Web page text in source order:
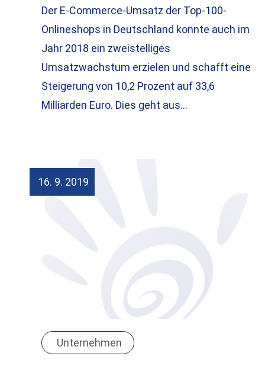
Der E-Commerce-Umsatz der Top-100-
Onlineshops in Deutschland konnte auch im
Jahr 2018 ein zweistelliges
Umsatzwachstum erzielen und schafft eine
Steigerung von 10,2 Prozent auf 33,6
Milliarden Euro. Dies geht aus…
16. 9. 2019
Unternehmen